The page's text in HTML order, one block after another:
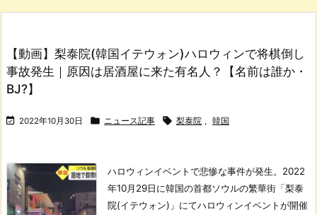
【動画】梨泰院(韓国イテウォン)ハロウィンで将棋倒し
事故発生｜原因は居酒屋に来た有名人？【名前は誰か・
BJ?】
 2022年10月30日  ニュース記事  梨泰院 , 韓国
ハロウィンイベントで悲惨な事件が発生。 2022
年10月29日に韓国の首都ソウルの繁華街「梨泰
院(イテウォン)」にてハロウィンイベントが開催